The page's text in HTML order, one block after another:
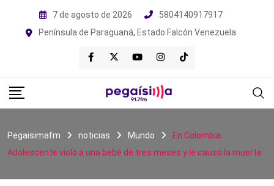
7 de agosto de 2026
5804140917917
Península de Paraguaná, Estado Falcón Venezuela
Pegaisimafm noticias Mundo
En Colombia:
Adolescente violó a una bebé de tres meses y le causó la muerte